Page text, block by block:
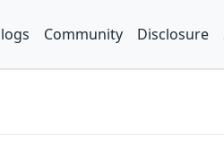
Community Disclosure